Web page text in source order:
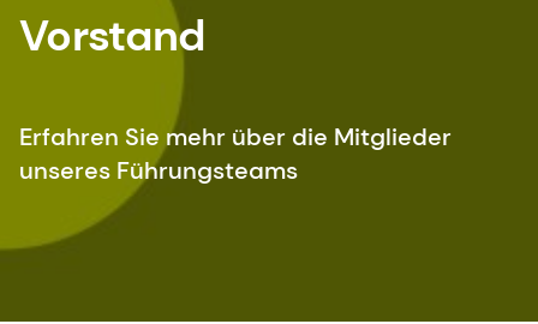
Vorstand
Erfahren Sie mehr über die Mitglieder
unseres Führungsteams